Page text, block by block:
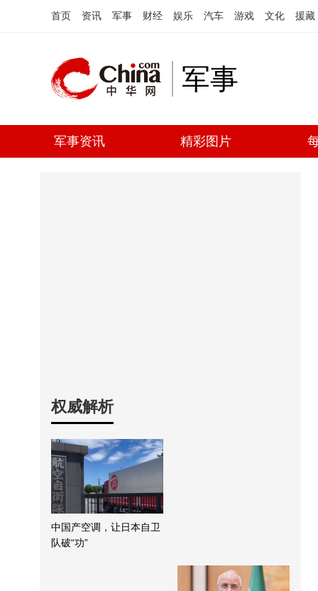
首页 资讯 军事 财经 娱乐 汽车 游戏 文化 援藏
军事
军事资讯 精彩图片
权威解析
中国产空调，让日本自卫
队破“功”